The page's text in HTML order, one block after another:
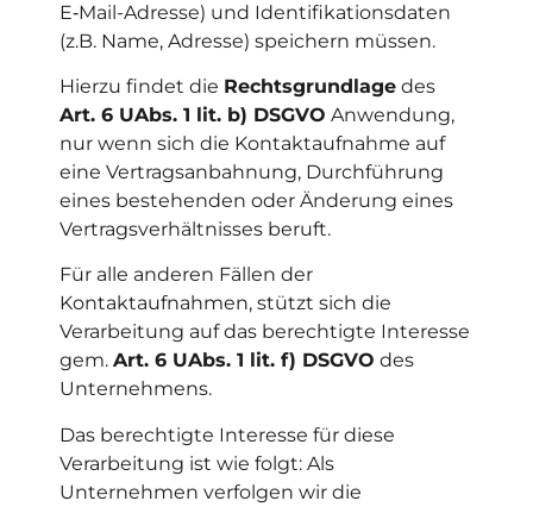
E‑Mail-Adresse) und Identifikationsdaten
(z.B. Name, Adresse) speichern müssen.
Hierzu findet die Rechtsgrundlage des
Art. 6 UAbs. 1 lit. b) DSGVO Anwendung,
nur wenn sich die Kontaktaufnahme auf
eine Vertragsanbahnung, Durchführung
eines bestehenden oder Änderung eines
Vertragsverhältnisses beruft.
Für alle anderen Fällen der
Kontaktaufnahmen, stützt sich die
Verarbeitung auf das berechtigte Interesse
gem. Art. 6 UAbs. 1 lit. f) DSGVO des
Unternehmens.
Das berechtigte Interesse für diese
Verarbeitung ist wie folgt: Als
Unternehmen verfolgen wir die